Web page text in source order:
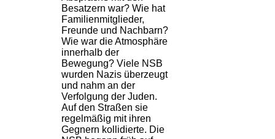
Besatzern war? Wie hat
Familienmitglieder,
Freunde und Nachbarn?
Wie war die Atmosphäre
innerhalb der
Bewegung? Viele NSB
wurden Nazis überzeugt
und nahm an der
Verfolgung der Juden.
Auf den Straßen sie
regelmäßig mit ihren
Gegnern kollidierte. Die